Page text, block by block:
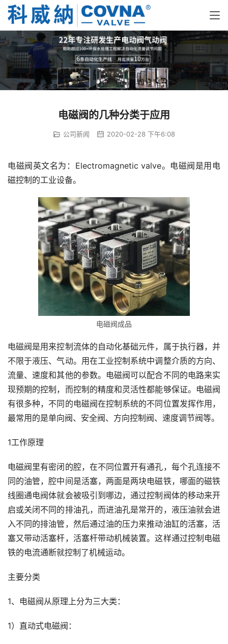
电磁阀的几种分类于应用
公司新闻 2020-02-28 下午6:08
电磁阀英文名为：Electromagnetic valve。电磁阀是用电
磁控制的工业设备。
电磁阀成品
电磁阀是用来控制流体的自动化基础元件，属于执行器，并
不限于液压、气动。用在工业控制系统中调整介质的方向、
流量、速度和其他的参数。电磁阀可以配合不同的电路来实
现预期的控制，而控制的精度和灵活性都能够保证。电磁阀
有很多种，不同的电磁阀在控制系统的不同位置发挥作用，
最常用的是单向阀、安全阀、方向控制阀、速度调节阀等。
1工作原理
电磁阀里有密闭的腔，在不同位置开有通孔，每个孔连接不
同的油管，腔中间是活塞，两面是两块电磁铁，哪面的磁铁
线圈通电阀体就会被吸引到哪边，通过控制阀体的移动来开
启或关闭不同的排油孔，而进油孔是常开的，液压油就会进
入不同的排油管，然后通过油的压力来推动油缸的活塞，活
塞又带动活塞杆，活塞杆带动机械装置。这样通过控制电磁
铁的电流通断就控制了机械运动。
主要分类
1、电磁阀从原理上分为三大类：
1）直动式电磁阀：